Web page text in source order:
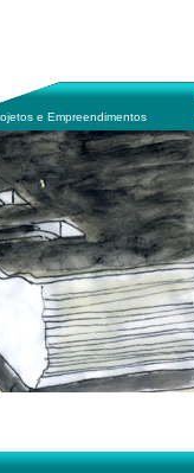
e Empreendimentos